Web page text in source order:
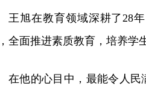
王旭在教育领域深耕了28
全面推进素质教育，培养学
在他的心目中，最能令人